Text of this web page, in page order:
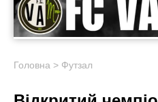
Головна > Футзал